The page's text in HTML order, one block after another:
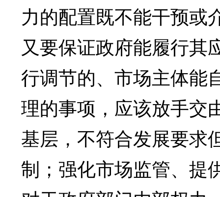
力的配置既不能干预或
又要保证政府能履行其
行调节的、市场主体能
理的事项，应该放手交
基层，不符合发展要求
制；强化市场监管、提